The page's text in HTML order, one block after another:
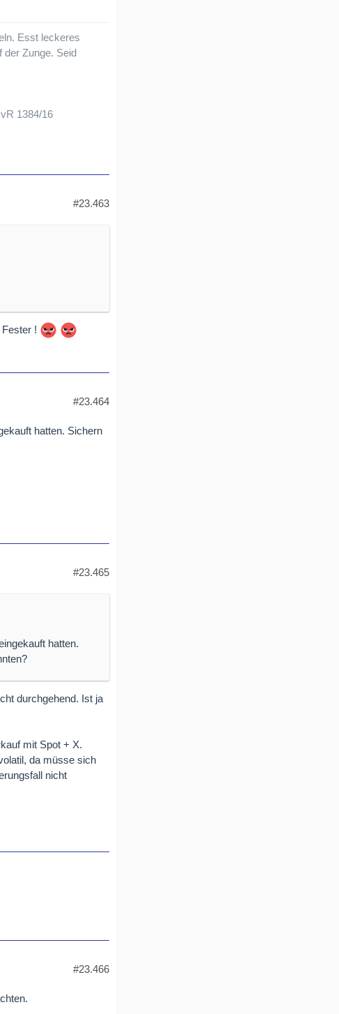
Esst leckeres
der Zunge. Seid
1384/16
#23.463
!
#23.464
hatten. Sichern
#23.465
hatten.
durchgehend. Ist ja
mit Spot + X.
da müsse sich
nicht
#23.466